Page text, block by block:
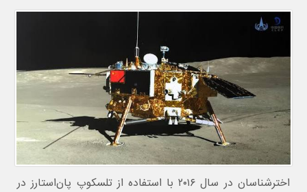
اخترشناسان در سال ۲۰۱۶ با استفاده از تلسکوپ پان‌استارز در